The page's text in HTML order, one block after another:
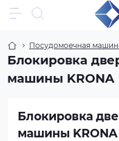
Посудомоечная
Блокировка
машины KRONA
Блокировка
машины KRONA